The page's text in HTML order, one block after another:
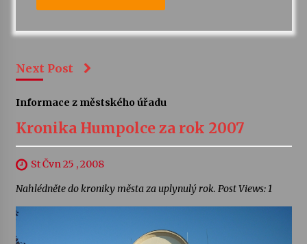
Next Post
Informace z městského úřadu
Kronika Humpolce za rok 2007
St Čvn 25 , 2008
Nahlédněte do kroniky města za uplynulý rok. Post Views: 1